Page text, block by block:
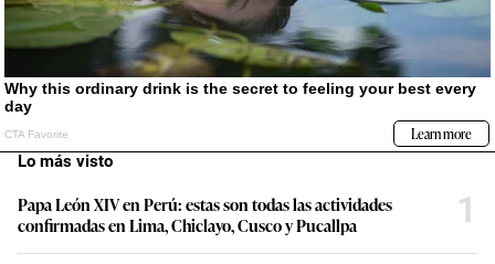
Lo más visto
Papa León XIV en Perú: estas son todas las actividades
confirmadas en Lima, Chiclayo, Cusco y Pucallpa
1